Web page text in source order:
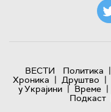
ВЕСТИ Политика |
Хроника | Друштво |
у Украјини | Време |
Подкаст